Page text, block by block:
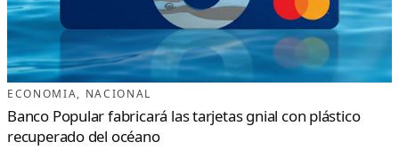
ECONOMIA, NACIONAL
Banco Popular fabricará las tarjetas gnial con plástico
recuperado del océano